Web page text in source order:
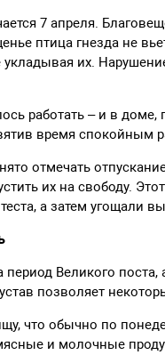
7 апреля.
птица гнезда не
их.
работать – и в
время
отмечать
их на свободу.
а затем угощали
период Великого
позволяет
что обычно по
и молочные